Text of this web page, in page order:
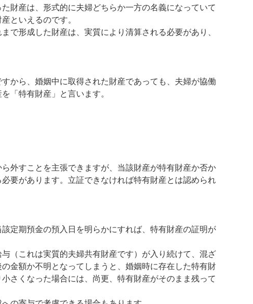
財産は、形式的に夫婦どちらか一方の名義になっていて
といえるのです。
形成した財産は、実質により清算される必要があり、
から、婚姻中に取得された財産であっても、夫婦が協働
「特有財産」と言います。
外すことを主張できますが、当該財産が特有財産か否か
要があります。立証できなければ特有財産とは認められ
定期預金の預入日を明らかにすれば、特有財産の証明が
（これは実質的夫婦共有財産です）が入り続けて、混ざ
金額か不明となってしまうと、婚姻時に存在した特有財
さくなった場合には、尚更、特有財産がそのまま残って